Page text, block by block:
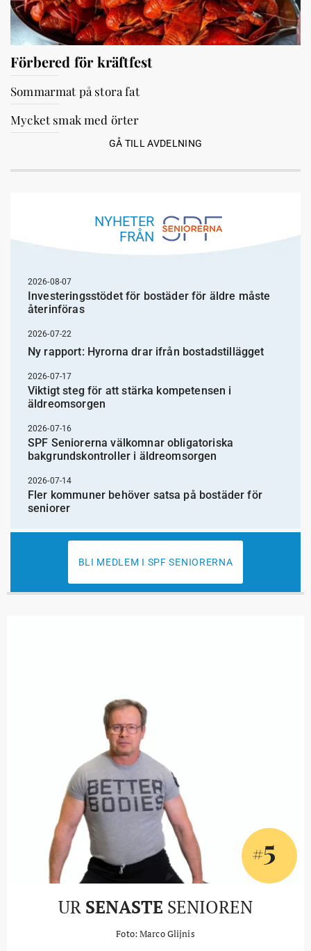
Förbered för kräftfest
Sommarmat på stora fat
Mycket smak med örter
GÅ TILL AVDELNING
NYHETER
FRÅN
2026-08-07
Investeringsstödet för bostäder för äldre måste
återinföras
2026-07-22
Ny rapport: Hyrorna drar ifrån bostadstillägget
2026-07-17
Viktigt steg för att stärka kompetensen i
äldreomsorgen
2026-07-16
SPF Seniorerna välkomnar obligatoriska
bakgrundskontroller i äldreomsorgen
2026-07-14
Fler kommuner behöver satsa på bostäder för
seniorer
BLI MEDLEM I SPF SENIORERNA
#5
UR SENASTE SENIOREN
Foto: Marco Glijnis